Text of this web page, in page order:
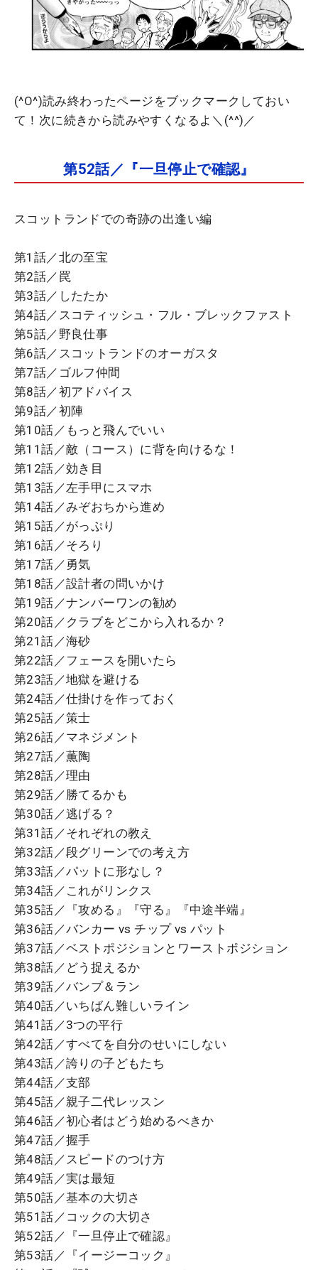
(^O^)読み終わったページをブックマークしておい
て！次に続きから読みやすくなるよ＼(^^)／
第52話／『一旦停止で確認』
スコットランドでの奇跡の出逢い編
第1話／北の至宝
第2話／罠
第3話／したたか
第4話／スコティッシュ・フル・ブレックファスト
第5話／野良仕事
第6話／スコットランドのオーガスタ
第7話／ゴルフ仲間
第8話／初アドバイス
第9話／初陣
第10話／もっと飛んでいい
第11話／敵（コース）に背を向けるな！
第12話／効き目
第13話／左手甲にスマホ
第14話／みぞおちから進め
第15話／がっぷり
第16話／そろり
第17話／勇気
第18話／設計者の問いかけ
第19話／ナンバーワンの勧め
第20話／クラブをどこから入れるか？
第21話／海砂
第22話／フェースを開いたら
第23話／地獄を避ける
第24話／仕掛けを作っておく
第25話／策士
第26話／マネジメント
第27話／薫陶
第28話／理由
第29話／勝てるかも
第30話／逃げる？
第31話／それぞれの教え
第32話／段グリーンでの考え方
第33話／パットに形なし？
第34話／これがリンクス
第35話／『攻める』『守る』『中途半端』
第36話／バンカー vs チップ vs パット
第37話／ベストポジションとワーストポジション
第38話／どう捉えるか
第39話／バンプ＆ラン
第40話／いちばん難しいライン
第41話／3つの平行
第42話／すべてを自分のせいにしない
第43話／誇りの子どもたち
第44話／支部
第45話／親子二代レッスン
第46話／初心者はどう始めるべきか
第47話／握手
第48話／スピードのつけ方
第49話／実は最短
第50話／基本の大切さ
第51話／コックの大切さ
第52話／『一旦停止で確認』
第53話／『イージーコック』